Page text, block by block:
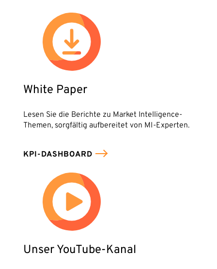
White Paper
Lesen Sie die Berichte zu Market Intelligence-
Themen, sorgfältig aufbereitet von MI-Experten.
KPI-DASHBOARD
Unser YouTube-Kanal
Deutschland AG Ihre angegebenen Kontaktdaten
elektronisch erhebt, speichert und evtl. verarbeitet.
Weitere Informationen finden Sie in unserer
Datenschutzerklärung.